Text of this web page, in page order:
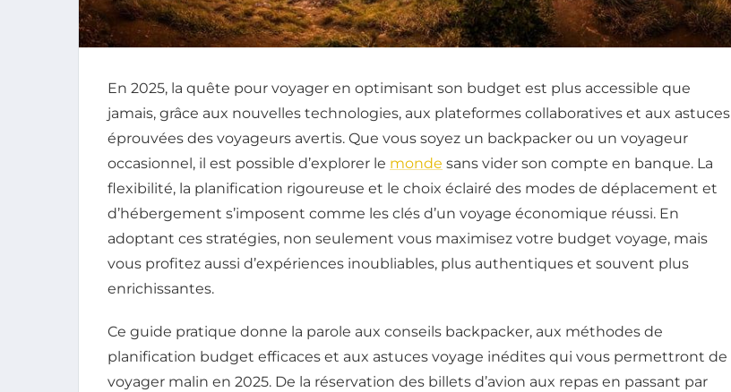
En 2025, la quête pour voyager en optimisant son budget est plus accessible que
jamais, grâce aux nouvelles technologies, aux plateformes collaboratives et aux astuces
éprouvées des voyageurs avertis. Que vous soyez un backpacker ou un voyageur
occasionnel, il est possible d’explorer le monde sans vider son compte en banque. La
flexibilité, la planification rigoureuse et le choix éclairé des modes de déplacement et
d’hébergement s’imposent comme les clés d’un voyage économique réussi. En
adoptant ces stratégies, non seulement vous maximisez votre budget voyage, mais
vous profitez aussi d’expériences inoubliables, plus authentiques et souvent plus
enrichissantes.
Ce guide pratique donne la parole aux conseils backpacker, aux méthodes de
planification budget efficaces et aux astuces voyage inédites qui vous permettront de
voyager malin en 2025. De la réservation des billets d’avion aux repas en passant par